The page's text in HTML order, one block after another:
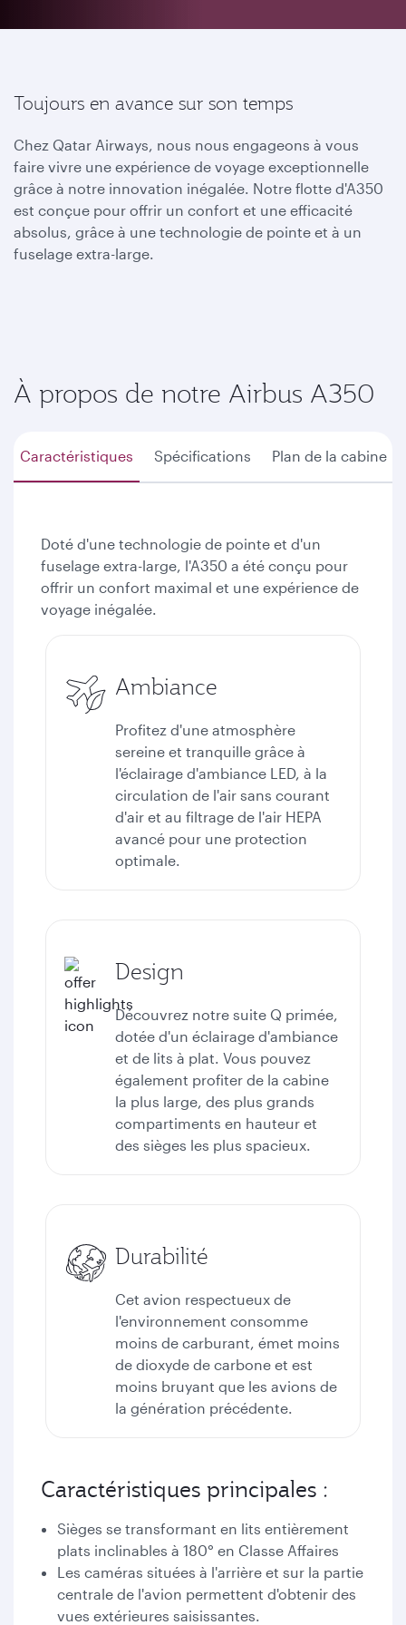
Toujours en avance sur son temps
Chez Qatar Airways, nous nous engageons à vous
faire vivre une expérience de voyage exceptionnelle
grâce à notre innovation inégalée. Notre flotte d'A350
est conçue pour offrir un confort et une efficacité
absolus, grâce à une technologie de pointe et à un
fuselage extra-large.
À propos de notre Airbus A350
Caractéristiques Spécifications Plan de la cabine
Doté d'une technologie de pointe et d'un
fuselage extra-large, l'A350 a été conçu pour
offrir un confort maximal et une expérience de
voyage inégalée.
Ambiance
Profitez d'une atmosphère
sereine et tranquille grâce à
l'éclairage d'ambiance LED, à la
circulation de l'air sans courant
d'air et au filtrage de l'air HEPA
avancé pour une protection
optimale.
Design
Découvrez notre suite Q primée,
dotée d'un éclairage d'ambiance
et de lits à plat. Vous pouvez
également profiter de la cabine
la plus large, des plus grands
compartiments en hauteur et
des sièges les plus spacieux.
Durabilité
Cet avion respectueux de
l'environnement consomme
moins de carburant, émet moins
de dioxyde de carbone et est
moins bruyant que les avions de
la génération précédente.
Caractéristiques principales :
Sièges se transformant en lits entièrement
plats inclinables à 180° en Classe Affaires
Les caméras situées à l'arrière et sur la partie
centrale de l'avion permettent d'obtenir des
vues extérieures saisissantes.